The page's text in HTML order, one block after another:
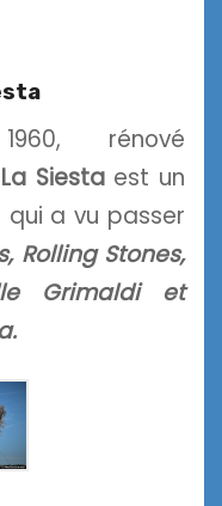
rénové
La Siestaest un
a vu passer
Rolling Stones,
Grimaldi et